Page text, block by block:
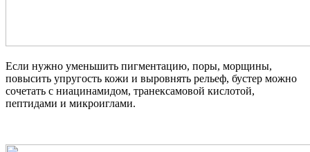
Если нужно уменьшить пигментацию, поры, морщины,
повысить упругость кожи и выровнять рельеф, бустер можно
сочетать с ниацинамидом, транексамовой кислотой,
пептидами и микроиглами.